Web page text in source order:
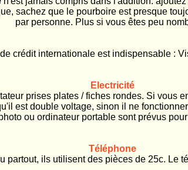
sachez que le pourboire est presque
par personne. Plus si vous êtes peu
crédit internationale est indispensable :
Electricité
prises plates / fiches rondes. Si vous
est double voltage, sinon il ne
ou ordinateur portable sont prévus
Téléphone
partout, ils utilisent des pièces de 25c. Le